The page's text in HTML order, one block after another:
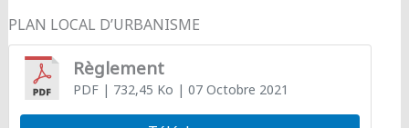
PLAN LOCAL D’URBANISME
Règlement
PDF| 732,45 Ko | 07 Octobre 2021